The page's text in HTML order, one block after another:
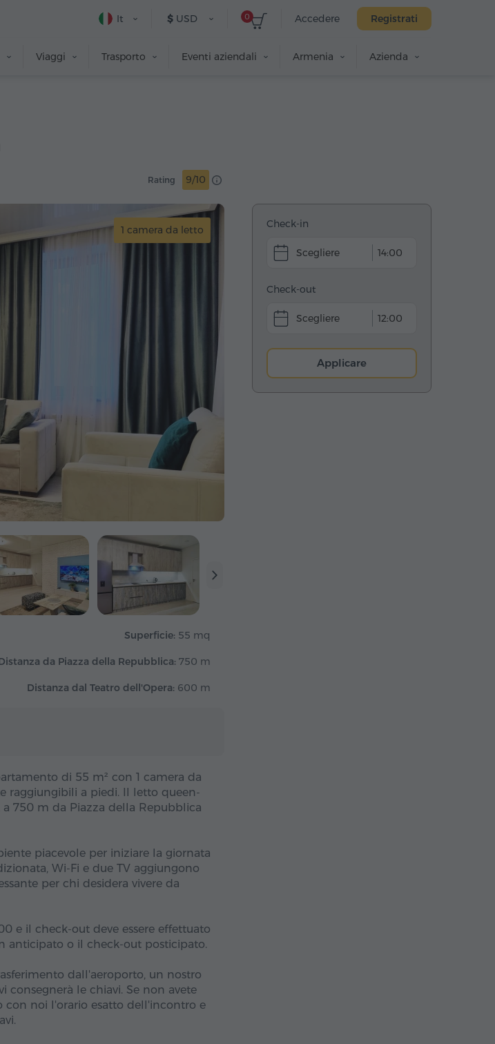
Accedere Registrati
0
$ USD
It
Viaggi Trasporto Eventi aziendali Armenia Azienda
Rating 9/10
1 camera da letto
Superficie: 55 mq
da Piazza della Repubblica: 750 m
Distanza dal Teatro dell'Opera: 600 m
di 55 m² con 1 camera da
raggiungibili a piedi. Il letto queen-
750 m da Piazza della Repubblica
piacevole per iniziare la giornata
Wi-Fi e due TV aggiungono
per chi desidera vivere da
e il check-out deve essere effettuato
anticipato o il check-out posticipato.
dall'aeroporto, un nostro
le chiavi. Se non avete
con noi l'orario esatto dell'incontro e
Check-in
14:00
Check-out
12:00
Applicare